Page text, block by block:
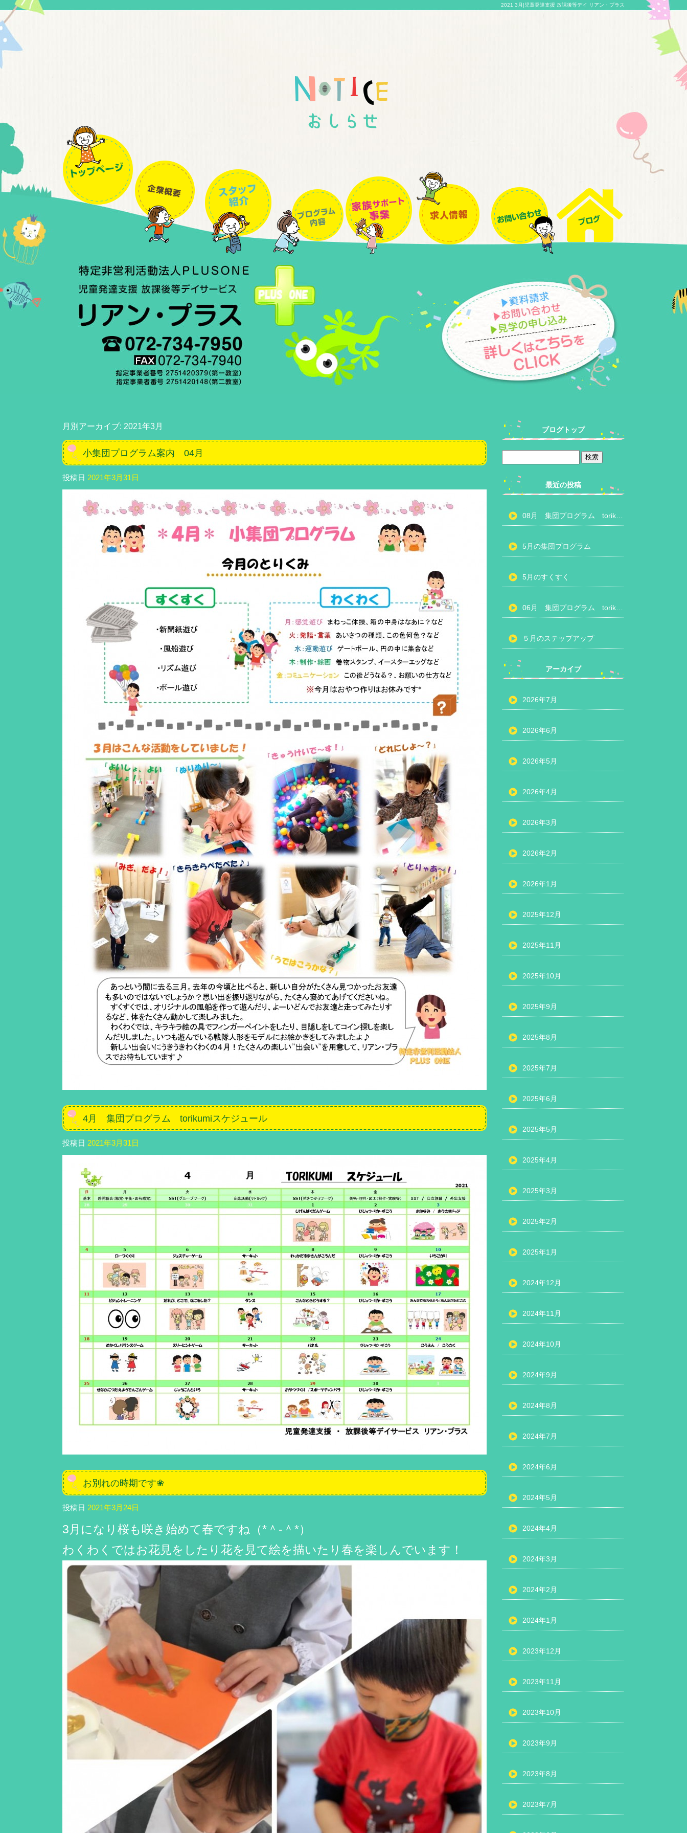
2021 3月|児童発達支援 放課後等デイ リアン・プラス
月別アーカイブ: 2021年3月
小集団プログラム案内 04月
投稿日 2021年3月31日
4月 集団プログラム torikumiスケジュール
投稿日 2021年3月31日
お別れの時期です❀
投稿日 2021年3月24日
3月になり桜も咲き始めて春ですね（*＾-＾*）
わくわくではお花見をしたり花を見て絵を描いたり春を楽しんでいます！
ブログトップ
最近の投稿
5月の集団プログラム
5月のすくすく
５月のステップアップ
アーカイブ
2026年7月
2026年6月
2026年5月
2026年4月
2026年3月
2026年2月
2026年1月
2025年12月
2025年11月
2025年10月
2025年9月
2025年8月
2025年7月
2025年6月
2025年5月
2025年4月
2025年3月
2025年2月
2025年1月
2024年12月
2024年11月
2024年10月
2024年9月
2024年8月
2024年7月
2024年6月
2024年5月
2024年4月
2024年3月
2024年2月
2024年1月
2023年12月
2023年11月
2023年10月
2023年9月
2023年8月
2023年7月